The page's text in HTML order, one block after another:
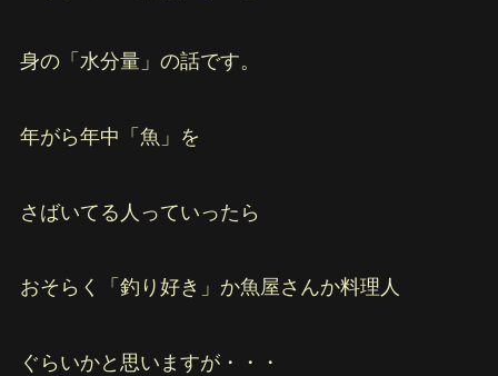
身の「水分量」の話です。
年がら年中「魚」を
さばいてる人っていったら
おそらく「釣り好き」か魚屋さんか料理人
ぐらいかと思いますが・・・